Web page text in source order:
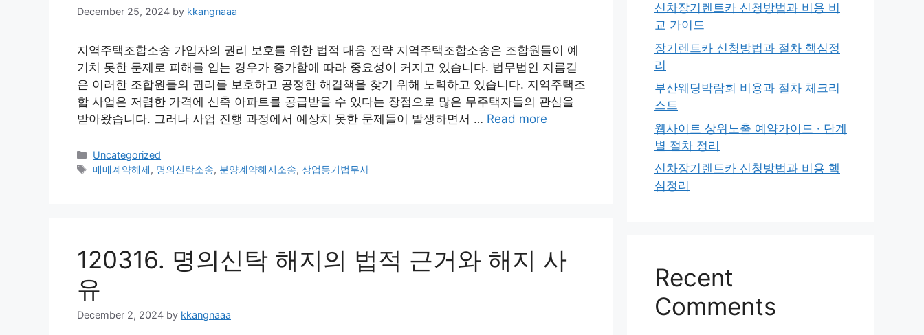
December 25, 2024 by kkangnaaa
지역주택조합소송 가입자의 권리 보호를 위한 법적 대응 전략 지역주택조합소송은 조합원들이 예
기치 못한 문제로 피해를 입는 경우가 증가함에 따라 중요성이 커지고 있습니다. 법무법인 지름길
은 이러한 조합원들의 권리를 보호하고 공정한 해결책을 찾기 위해 노력하고 있습니다. 지역주택조
합 사업은 저렴한 가격에 신축 아파트를 공급받을 수 있다는 장점으로 많은 무주택자들의 관심을
받아왔습니다. 그러나 사업 진행 과정에서 예상치 못한 문제들이 발생하면서 … Read more
Categories
Uncategorized
Tags
매매계약해제, 명의신탁소송, 분양계약해지소송,상업등기법무사
120316. 명의신탁 해지의 법적 근거와 해지 사
유
December 2, 2024 by kkangnaaa
신차장기렌트카 신청방법과 비용 비
교 가이드
장기렌트카 신청방법과 절차 핵심정
리
부산웨딩박람회 비용과 절차 체크리
스트
웹사이트 상위노출 예약가이드 · 단계
별 절차 정리
신차장기렌트카 신청방법과 비용 핵
심정리
Recent
Comments